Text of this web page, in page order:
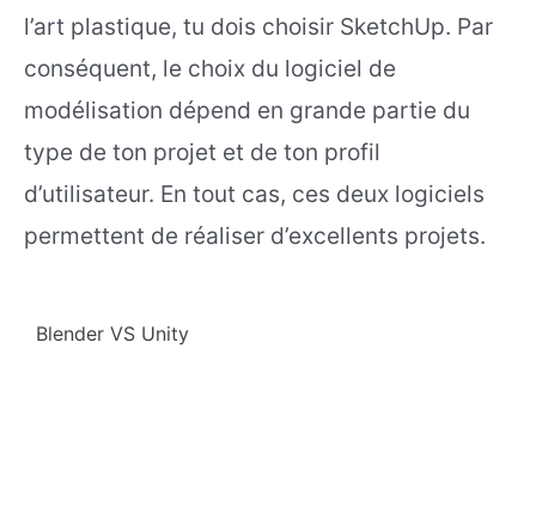
l’art plastique, tu dois choisir SketchUp. Par
conséquent, le choix du logiciel de
modélisation dépend en grande partie du
type de ton projet et de ton profil
d’utilisateur. En tout cas, ces deux logiciels
permettent de réaliser d’excellents projets.
Blender VS Unity